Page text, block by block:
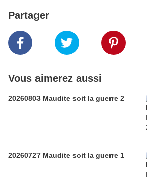
Partager
Vous aimerez aussi
20260803 Maudite soit la guerre 2
20260727 Maudite soit la guerre 1